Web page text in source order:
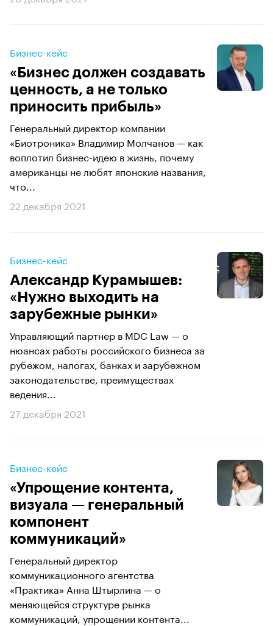
Бизнес-кейс
«Бизнес должен создавать
ценность, а не только
приносить прибыль»
Генеральный директор компании
«Биотроника» Владимир Молчанов — как
воплотил бизнес-идею в жизнь, почему
американцы не любят японские названия,
что...
22 декабря 2021
Бизнес-кейс
Александр Курамышев:
«Нужно выходить на
зарубежные рынки»
Управляющий партнер в MDC Law — о
нюансах работы российского бизнеса за
рубежом, налогах, банках и зарубежном
законодательстве, преимуществах
ведения...
27 декабря 2021
Бизнес-кейс
«Упрощение контента,
визуала — генеральный
компонент
коммуникаций»
Генеральный директор
коммуникационного агентства
«Практика» Анна Штырлина — о
меняющейся структуре рынка
коммуникаций, упрощении контента...